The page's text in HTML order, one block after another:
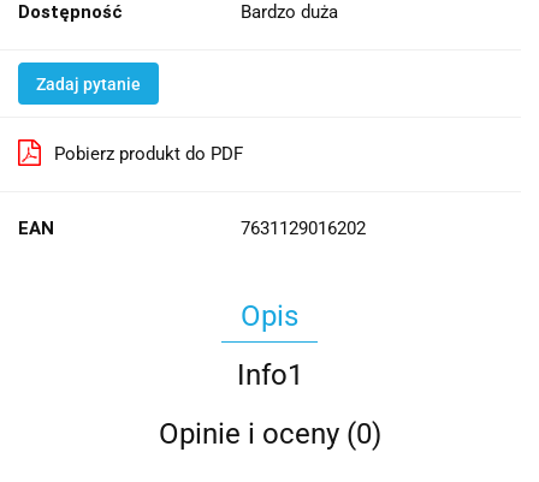
Dostępność Bardzo duża
Zadaj pytanie
Pobierz produkt do PDF
EAN 7631129016202
Opis
Info1
Opinie i oceny (0)